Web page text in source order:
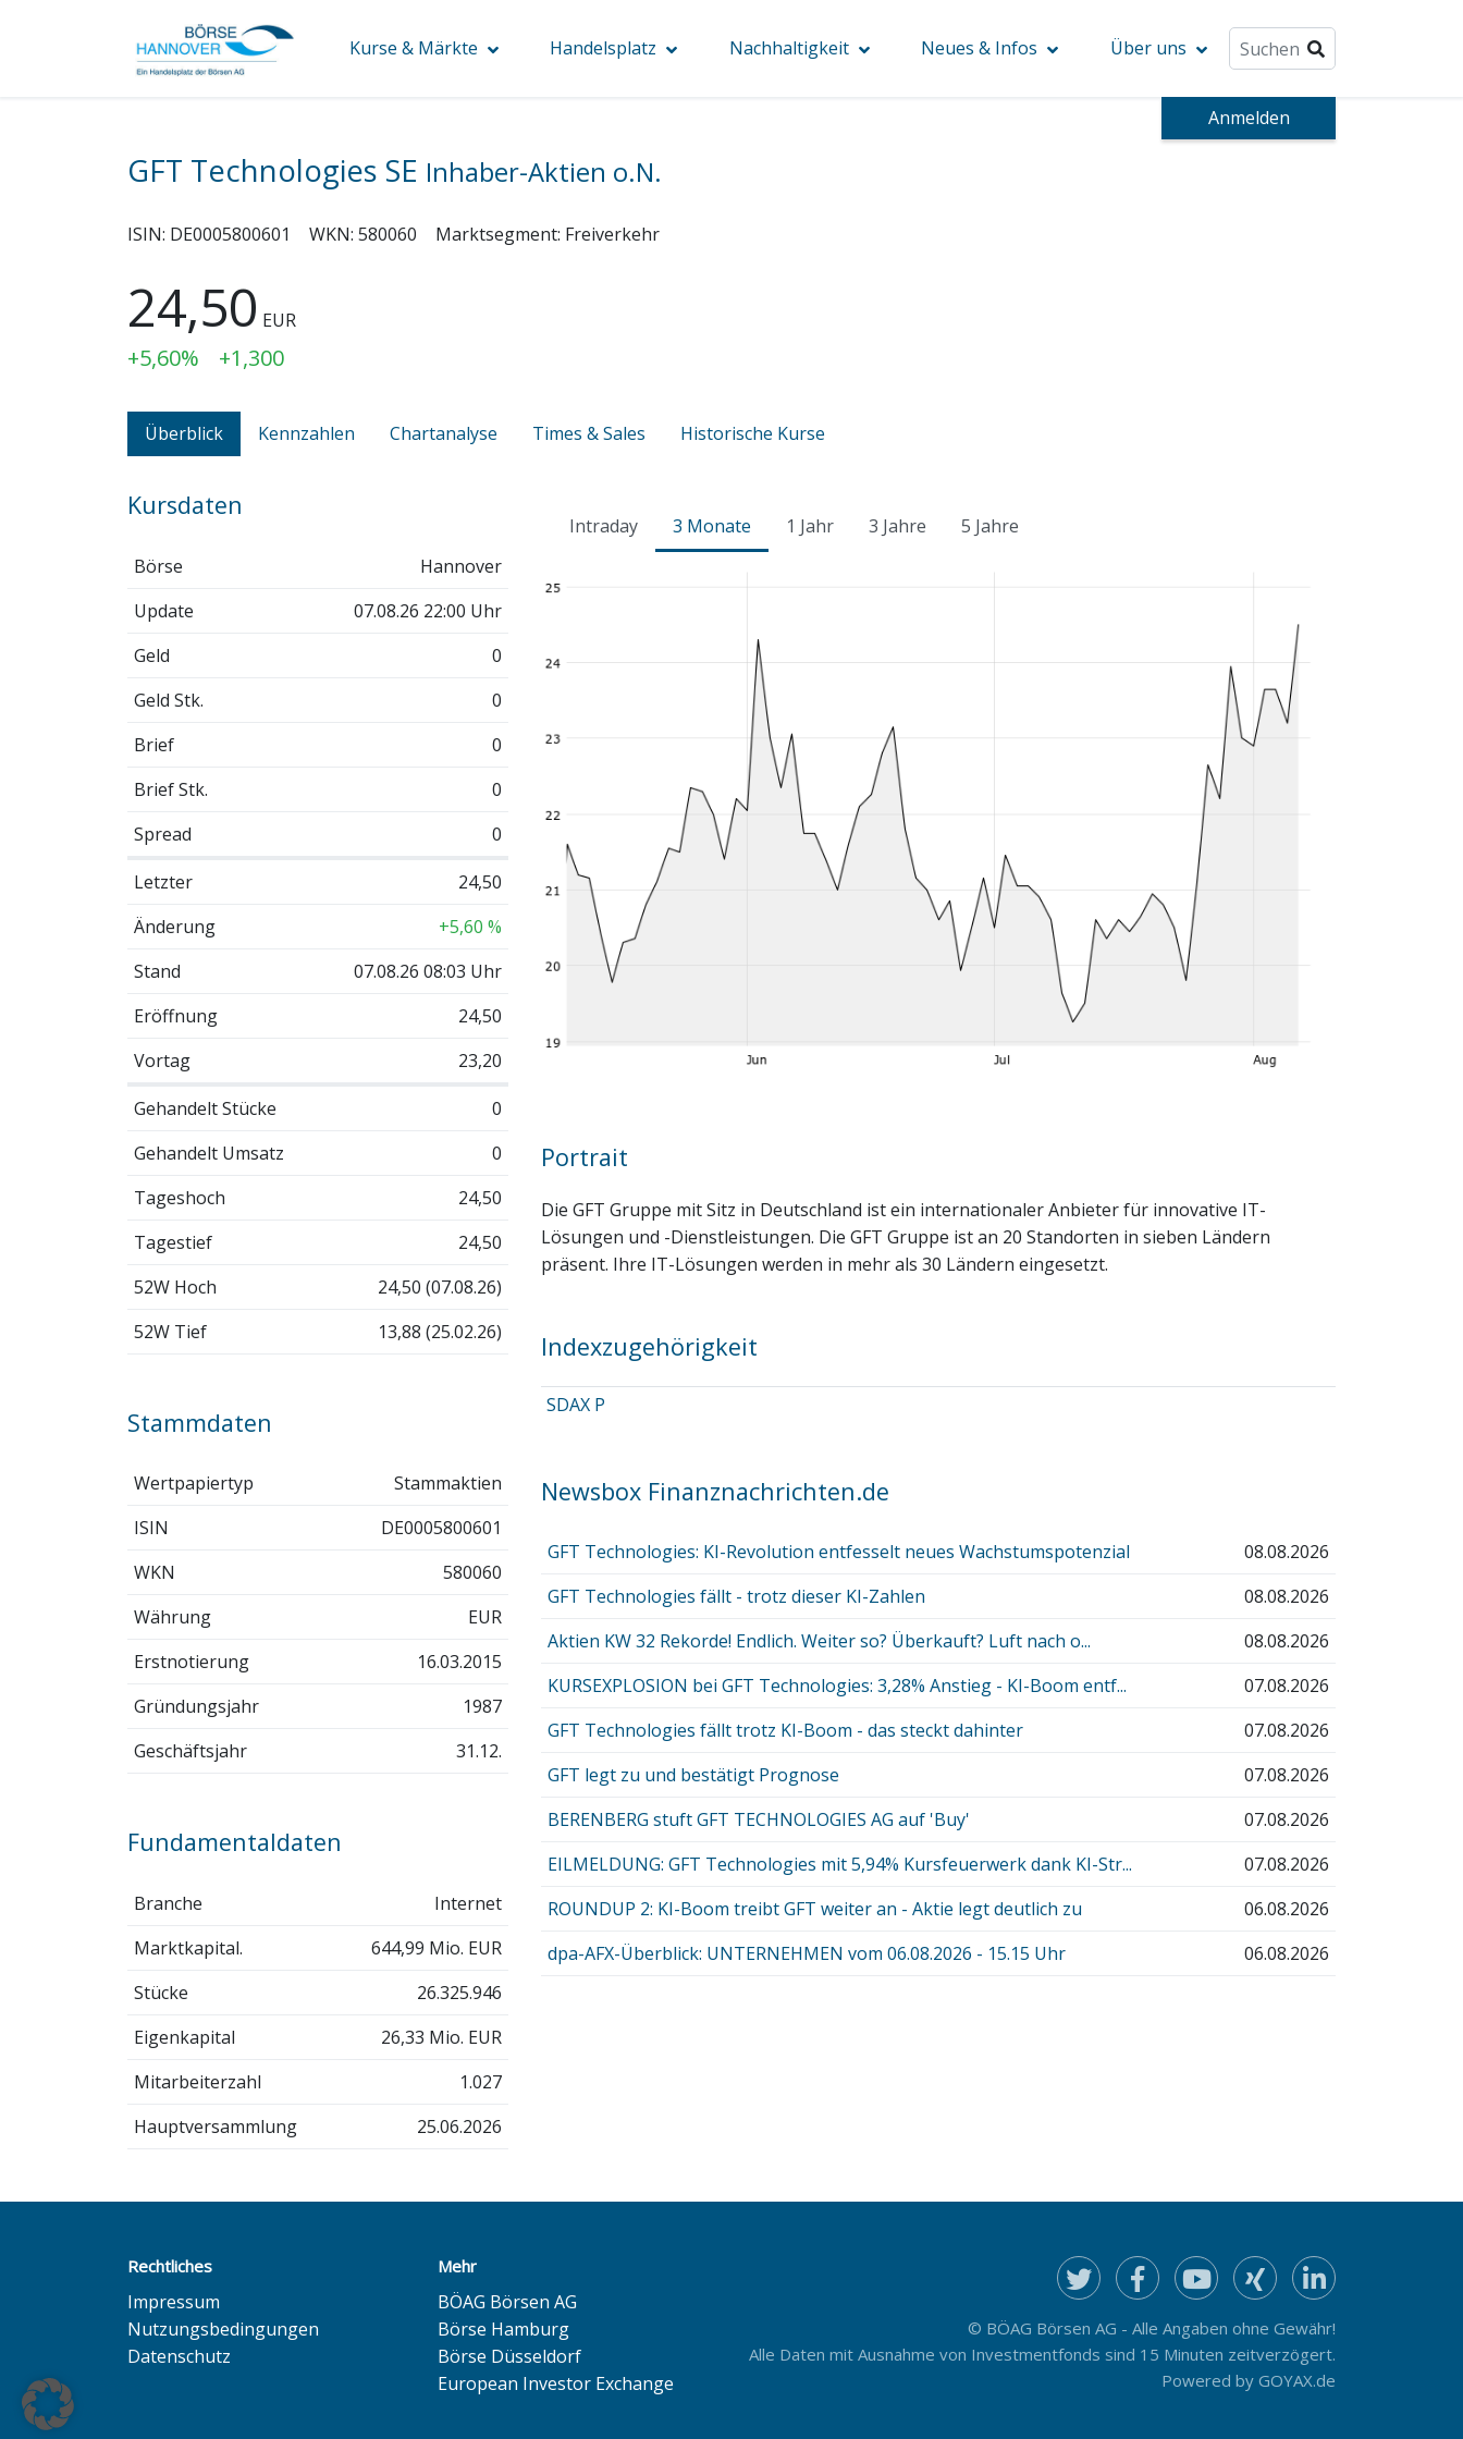
Kurse & Märkte Handelsplatz Nachhaltigkeit Neues & Infos Über uns
Anmelden
GFT Technologies SE Inhaber-Aktien o.N.
ISIN: DE0005800601 WKN: 580060 Marktsegment: Freiverkehr
24,50 EUR
+5,60% +1,300
Überblick Kennzahlen Chartanalyse Times & Sales Historische Kurse
Kursdaten
Börse
Hannover
Update
07.08.26 22:00 Uhr
Geld
0
Geld Stk.
0
Brief
0
Brief Stk.
0
Spread
0
Letzter
24,50
Änderung
+5,60 %
Stand
07.08.26 08:03 Uhr
Eröffnung
24,50
Vortag
23,20
Gehandelt Stücke
0
Gehandelt Umsatz
0
Tageshoch
24,50
Tagestief
24,50
52W Hoch
24,50 (07.08.26)
52W Tief
13,88 (25.02.26)
Stammdaten
Wertpapiertyp
Stammaktien
ISIN
DE0005800601
WKN
580060
Währung
EUR
Erstnotierung
16.03.2015
Gründungsjahr
1987
Geschäftsjahr
31.12.
Fundamentaldaten
Branche
Internet
Marktkapital.
644,99 Mio. EUR
Stücke
26.325.946
Eigenkapital
26,33 Mio. EUR
Mitarbeiterzahl
1.027
Hauptversammlung
25.06.2026
Intraday 3 Monate 1 Jahr 3 Jahre 5 Jahre
Portrait
Die GFT Gruppe mit Sitz in Deutschland ist ein internationaler Anbieter für innovative IT-
Lösungen und -Dienstleistungen. Die GFT Gruppe ist an 20 Standorten in sieben Ländern
präsent. Ihre IT-Lösungen werden in mehr als 30 Ländern eingesetzt.
Indexzugehörigkeit
SDAX P
Newsbox Finanznachrichten.de
GFT Technologies: KI-Revolution entfesselt neues Wachstumspotenzial
08.08.2026
GFT Technologies fällt - trotz dieser KI-Zahlen
08.08.2026
Aktien KW 32 Rekorde! Endlich. Weiter so? Überkauft? Luft nach o...
08.08.2026
KURSEXPLOSION bei GFT Technologies: 3,28% Anstieg - KI-Boom entf...
07.08.2026
GFT Technologies fällt trotz KI-Boom - das steckt dahinter
07.08.2026
GFT legt zu und bestätigt Prognose
07.08.2026
BERENBERG stuft GFT TECHNOLOGIES AG auf 'Buy'
07.08.2026
EILMELDUNG: GFT Technologies mit 5,94% Kursfeuerwerk dank KI-Str...
07.08.2026
ROUNDUP 2: KI-Boom treibt GFT weiter an - Aktie legt deutlich zu
06.08.2026
dpa-AFX-Überblick: UNTERNEHMEN vom 06.08.2026 - 15.15 Uhr
06.08.2026
Rechtliches
Impressum
Nutzungsbedingungen
Datenschutz
Mehr
BÖAG Börsen AG
Börse Hamburg
Börse Düsseldorf
European Investor Exchange
© BÖAG Börsen AG - Alle Angaben ohne Gewähr!
Alle Daten mit Ausnahme von Investmentfonds sind 15 Minuten zeitverzögert.
Powered by GOYAX.de